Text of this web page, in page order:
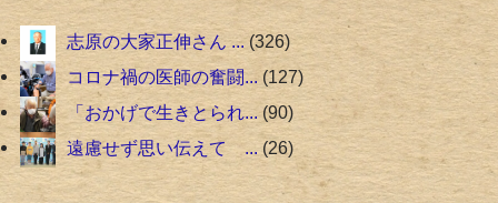
志原の大家正伸さん ... 326
コロナ禍の医師の奮闘... 127
「おかげで生きとられ... 90
遠慮せず思い伝えて ... 26